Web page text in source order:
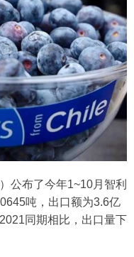
公布了今年1~10月智利
吨，出口额为3.6亿
同期相比，出口量下